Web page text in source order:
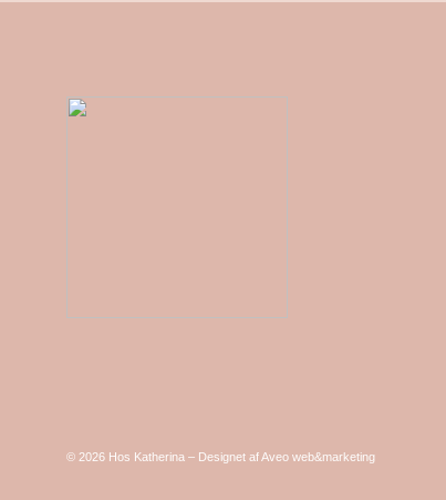
© 2026 Hos Katherina – Designet afAveo web&marketing